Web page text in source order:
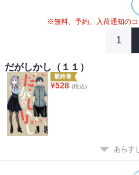
※無料、予約、入荷通知のコ
1
だがしかし（１１）
最終巻
¥528 (税込)
あらす